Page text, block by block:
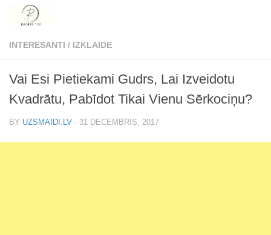
Skip to content
INTERESANTI / IZKLAIDE
Vai Esi Pietiekami Gudrs, Lai Izveidotu
Kvadrātu, Pabīdot Tikai Vienu Sērkociņu?
BY UZSMAIDI.LV · 31 DECEMBRIS, 2017